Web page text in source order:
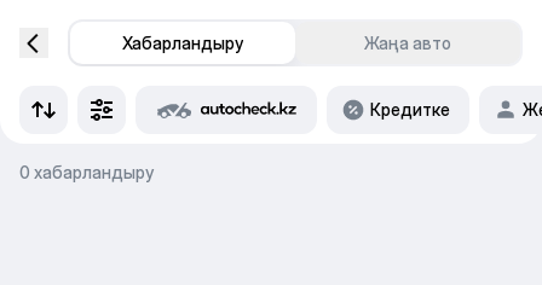
Хабарландыру Жаңа авто
Кредитке
0 хабарландыру